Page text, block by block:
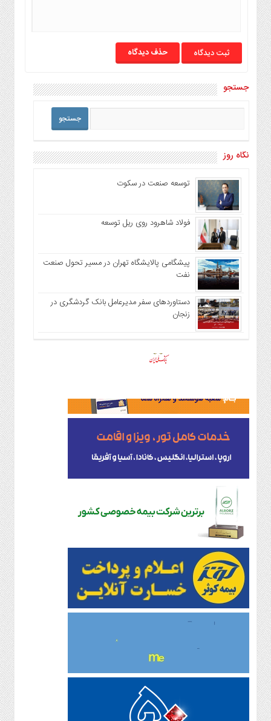
حذف دیدگاه
جستجو
نگاه روز
توسعه صنعت در سکوت
فولاد شاهرود روی ریل توسعه
پیشگامی پالایشگاه تهران در مسیر تحول صنعت
نفت
دستاوردهای سفر مدیرعامل بانک گردشگری در
زنجان